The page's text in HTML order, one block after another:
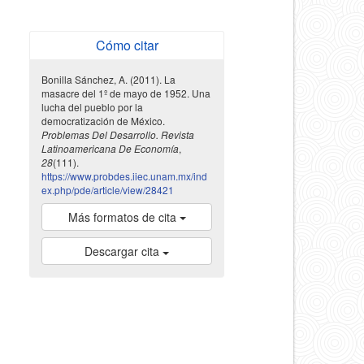
Cómo citar
Bonilla Sánchez, A. (2011). La
masacre del 1º de mayo de 1952. Una
lucha del pueblo por la
democratización de México.
Problemas Del Desarrollo. Revista
Latinoamericana De Economía,
28(111).
https://www.probdes.iiec.unam.mx/ind
ex.php/pde/article/view/28421
Más formatos de cita
Descargar cita